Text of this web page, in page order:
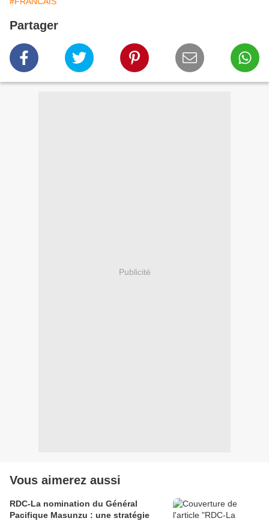
Partager
Publicité
Vous aimerez aussi
RDC-La nomination du Général
Pacifique Masunzu : une stratégie